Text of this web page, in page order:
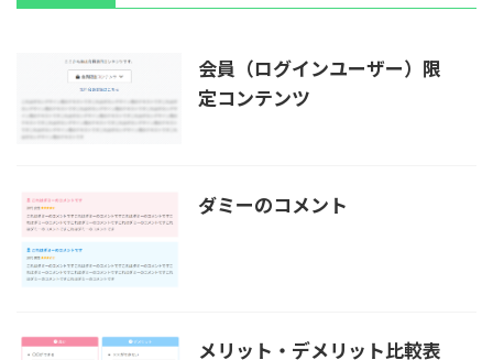
会員（ログインユーザー）限
定コンテンツ
ダミーのコメント
メリット・デメリット比較表